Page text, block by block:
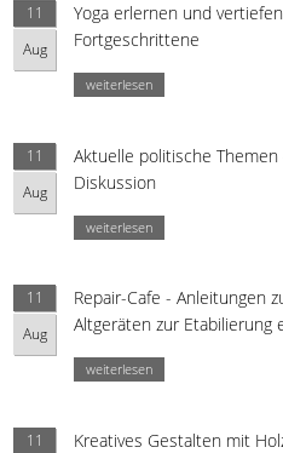
11
Aug
Yoga erlernen und
Fortgeschrittene
weiterlesen
11
Aug
Aktuelle politische
Diskussion
weiterlesen
11
Aug
Repair-Cafe - Anleitungen
Altgeräten zur Etabilierung
weiterlesen
11
Kreatives Gestalten mit